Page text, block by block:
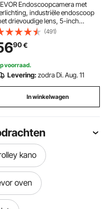
Endoscoopcamera met
industriële endoscoop
drievoudige lens, 5-inch
1080p inspectiecamera, 8
2 lampen, IP67 waterdichte
voor auto's en sanitair
kabel, 32GB kaart)
(491)
90€
voorraad.
Levering:zodra Di. Aug. 11
In winkelwagen
kano
oven